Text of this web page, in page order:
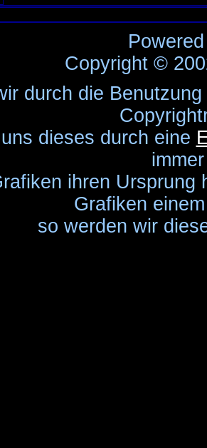
Copyright ©
durch die
dieses durch eine
ihren Ursprung
Grafiken
so werden wir